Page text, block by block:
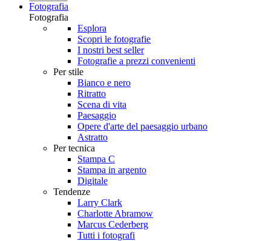
Fotografia
Fotografia
Esplora
Scopri le fotografie
I nostri best seller
Fotografie a prezzi convenienti
Per stile
Bianco e nero
Ritratto
Scena di vita
Paesaggio
Opere d'arte del paesaggio urbano
Astratto
Per tecnica
Stampa C
Stampa in argento
Digitale
Tendenze
Larry Clark
Charlotte Abramow
Marcus Cederberg
Tutti i fotografi